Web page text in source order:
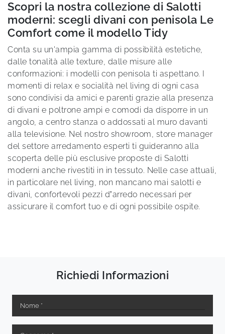
Scopri la nostra collezione di Salotti
moderni: scegli divani con penisola Le
Comfort come il modello Tidy
Conta su un'ampia gamma di possibilità estetiche,
dalle tonalità alle texture, dalle misure alle
conformazioni: i modelli con penisola ti aspettano. I
momenti di relax e socialità nel living di ogni casa
sono condivisi da amici e parenti grazie alla presenza
di divani e poltrone ampi e comodi da disporre in un
angolo, a centro stanza o addossati al muro davanti
alla televisione. Nel nostro showroom, store manager
del settore arredamento esperti ti guideranno alla
scoperta delle più esclusive proposte di Salotti
moderni anche rivestiti in in tessuto. Nelle case attuali,
in particolare nel living, non mancano mai salotti e
divani, confortevoli pezzi d’arredo necessari per
assicurare il comfort tuo e di ogni possibile ospite.
Richiedi Informazioni